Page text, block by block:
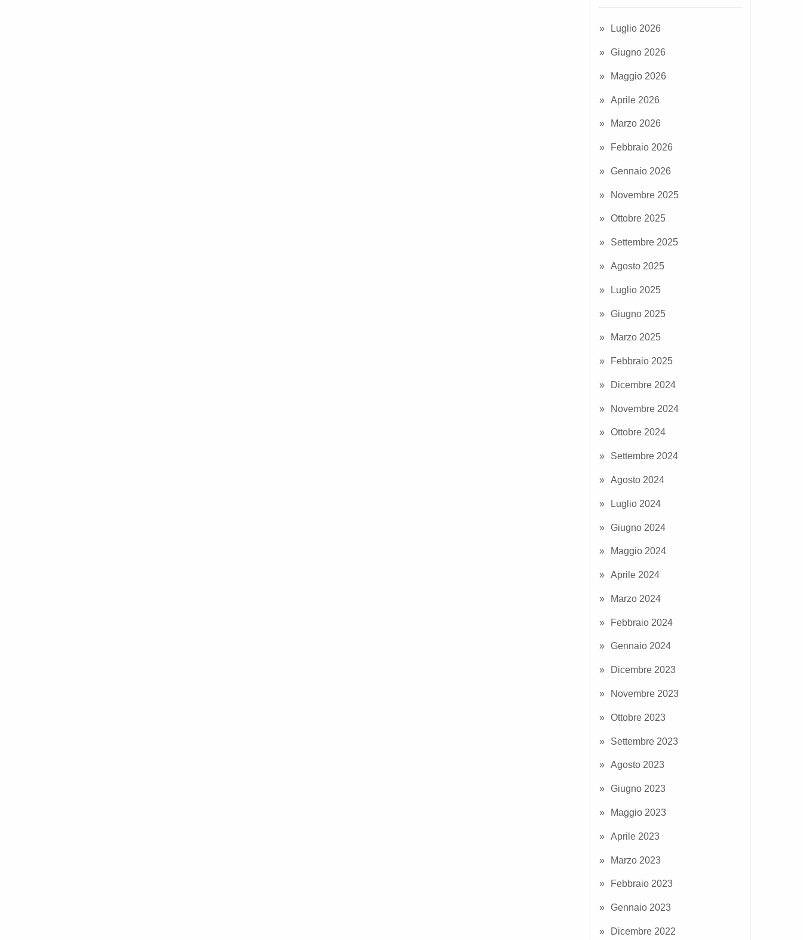
Luglio 2026
Giugno 2026
Maggio 2026
Aprile 2026
Marzo 2026
Febbraio 2026
Gennaio 2026
Novembre 2025
Ottobre 2025
Settembre 2025
Agosto 2025
Luglio 2025
Giugno 2025
Marzo 2025
Febbraio 2025
Dicembre 2024
Novembre 2024
Ottobre 2024
Settembre 2024
Agosto 2024
Luglio 2024
Giugno 2024
Maggio 2024
Aprile 2024
Marzo 2024
Febbraio 2024
Gennaio 2024
Dicembre 2023
Novembre 2023
Ottobre 2023
Settembre 2023
Agosto 2023
Giugno 2023
Maggio 2023
Aprile 2023
Marzo 2023
Febbraio 2023
Gennaio 2023
Dicembre 2022